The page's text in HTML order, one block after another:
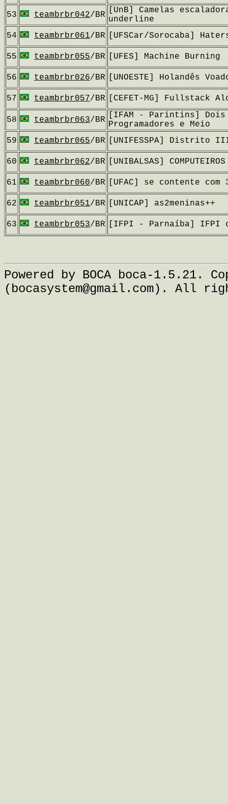
53
teambrbr042/BR
[UnB] Camelas
underline
54
teambrbr061/BR [UFSCar/Sorocaba]
55 teambrbr055/BR [UFES] Machine Burning
56 teambrbr026/BR [UNOESTE] Holandês
57 teambrbr057/BR [CEFET-MG] Fullstack
58 teambrbr063/BR
[IFAM - Parintins] Dois
Programadores e Meio
59
teambrbr065/BR [UNIFESSPA] Distrito
60 teambrbr062/BR [UNIBALSAS] COMPUTEIROS
61 teambrbr060/BR [UFAC] se contente com
62 teambrbr051/BR [UNICAP] as2meninas++
63 teambrbr053/BR [IFPI - Parnaíba] IFPI
Powered by BOCA boca-1.5.21.
(bocasystem@gmail.com). All